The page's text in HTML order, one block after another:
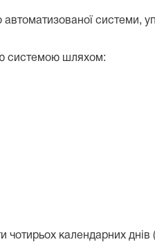
автоматизованої
системою шляхом:
чотирьох календарних днів